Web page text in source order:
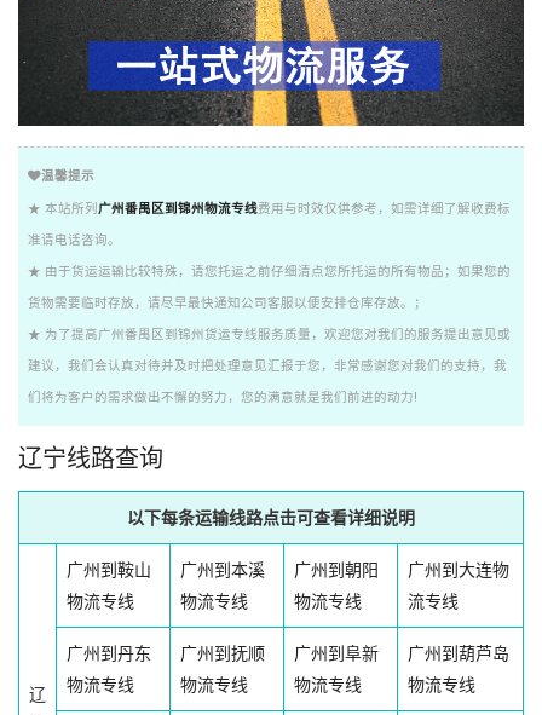
温馨提示
★ 本站所列 广州番禺区到锦州物流专线费用与时效仅供参考，如需详细了解收费标
准请电话咨询。
★ 由于货运运输比较特殊，请您托运之前仔细清点您所托运的所有物品；如果您的
货物需要临时存放，请尽早最快通知公司客服以便安排仓库存放。；
★ 为了提高广州番禺区到锦州货运专线服务质量，欢迎您对我们的服务提出意见或
建议，我们会认真对待并及时把处理意见汇报于您，非常感谢您对我们的支持，我
们将为客户的需求做出不懈的努力，您的满意就是我们前进的动力!
辽宁线路查询
以下每条运输线路点击可查看详细说明
辽
广州到鞍山
物流专线
广州到本溪
物流专线
广州到朝阳
物流专线
广州到大连物
流专线
广州到丹东
物流专线
广州到抚顺
物流专线
广州到阜新
物流专线
广州到葫芦岛
物流专线